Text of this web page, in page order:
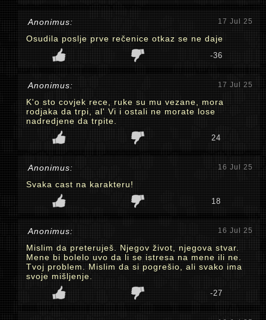
Anonimus: 17 Jul 25
Osudila poslje prve rečenice otkaz se ne daje
-36
Anonimus: 17 Jul 25
K'o sto covjek rece, ruke su mu vezane, mora
rodjaka da trpi, al' Vi i ostali ne morate lose
nadredjene da trpite.
24
Anonimus: 16 Jul 25
Svaka cast na karakteru!
18
Anonimus: 16 Jul 25
Mislim da preteruješ. Njegov život, njegova stvar.
Mene bi bolelo uvo da li se istresa na mene ili ne.
Tvoj problem. Mislim da si pogrešio, ali svako ima
svoje mišljenje.
-27